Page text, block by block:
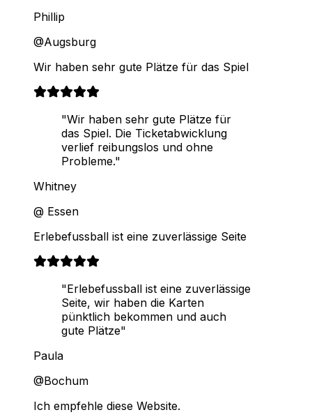
Phillip
@Augsburg
Wir haben sehr gute Plätze für das Spiel
"Wir haben sehr gute Plätze für
das Spiel. Die Ticketabwicklung
verlief reibungslos und ohne
Probleme."
Whitney
@ Essen
Erlebefussball ist eine zuverlässige Seite
"Erlebefussball ist eine zuverlässige
Seite, wir haben die Karten
pünktlich bekommen und auch
gute Plätze"
Paula
@Bochum
Ich empfehle diese Website.